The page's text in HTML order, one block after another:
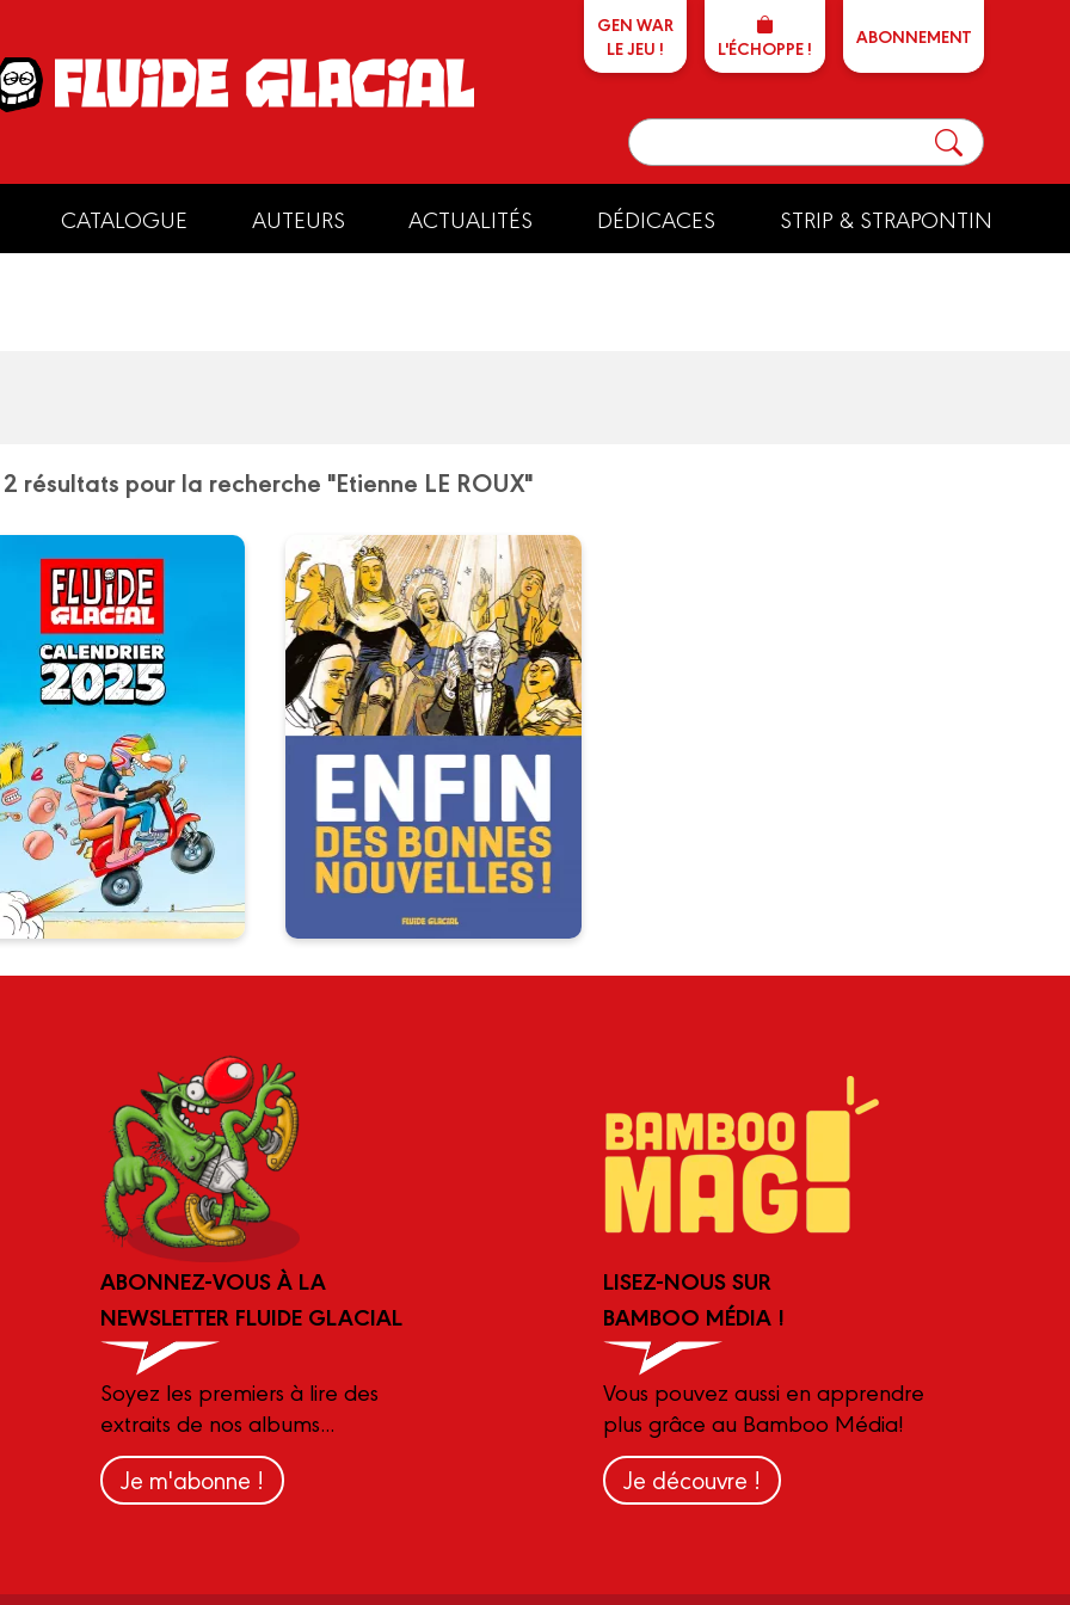
GEN WAR
LE JEU !
L'ÉCHOPPE ! ABONNEMENT
CATALOGUE AUTEURS ACTUALITÉS DÉDICACES STRIP & STRAPONTIN
2 résultats pour la recherche "Etienne LE ROUX"
2025
Couvertures
Fluide Glacial
Date de parution :
11/2024
l'occasion des 50 ans de
Fluide Glacial, traversez
2025 au rythme des
meilleures couvertures du
magazine d'Umour &
Bandessinées !
Enfin des bonnes
nouvelles !
Tome 01
01/07/2021
Belles histoires et sourires à tous
les étages avec ce recueil de
nouvelles parues dans Fluide
Glacial.
ABONNEZ-VOUS À LA
NEWSLETTER FLUIDE GLACIAL
Soyez les premiers à lire des
extraits de nos albums...
Je m'abonne !
LISEZ-NOUS SUR
BAMBOO MÉDIA !
Vous pouvez aussi en apprendre
plus grâce au Bamboo Média!
Je découvre !